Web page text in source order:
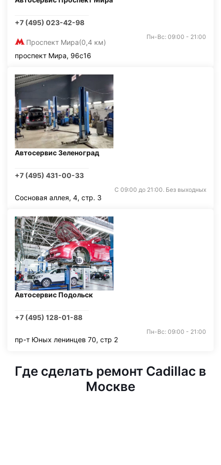
+7 (495) 023-42-98
Проспект Мира(0,4 км)
Пн-Вс: 09:00 - 21:00
проспект Мира, 96с16
Автосервис Зеленоград
+7 (495) 431-00-33
С 09:00 до 21:00. Без выходных
Сосновая аллея, 4, стр. 3
Автосервис Подольск
+7 (495) 128-01-88
Пн-Вс: 09:00 - 21:00
пр-т Юных ленинцев 70, стр 2
Где сделать ремонт Cadillac в
Москве